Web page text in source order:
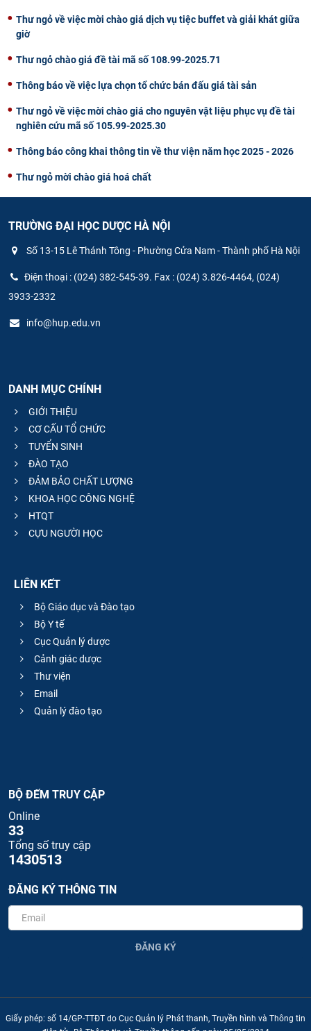
Thư ngỏ về việc mời chào giá dịch vụ tiệc buffet và giải khát giữa
giờ
Thư ngỏ chào giá đề tài mã số 108.99-2025.71
Thông báo về việc lựa chọn tổ chức bán đấu giá tài sản
Thư ngỏ về việc mời chào giá cho nguyên vật liệu phục vụ đề tài
nghiên cứu mã số 105.99-2025.30
Thông báo công khai thông tin về thư viện năm học 2025 - 2026
Thư ngỏ mời chào giá hoá chất
TRƯỜNG ĐẠI HỌC DƯỢC HÀ NỘI
Số 13-15 Lê Thánh Tông - Phường Cửa Nam - Thành phố Hà Nội
Điện thoại : (024) 382-545-39. Fax : (024) 3.826-4464, (024)
3933-2332
info@hup.edu.vn
DANH MỤC CHÍNH
GIỚI THIỆU
CƠ CẤU TỔ CHỨC
TUYỂN SINH
ĐÀO TẠO
ĐẢM BẢO CHẤT LƯỢNG
KHOA HỌC CÔNG NGHỆ
HTQT
CỰU NGƯỜI HỌC
LIÊN KẾT
Bộ Giáo dục và Đào tạo
Bộ Y tế
Cục Quản lý dược
Cảnh giác dược
Thư viện
Email
Quản lý đào tạo
BỘ ĐẾM TRUY CẬP
Online
33
Tổng số truy cập
1430513
ĐĂNG KÝ THÔNG TIN
ĐĂNG KÝ
Giấy phép: số 14/GP-TTĐT do Cục Quản lý Phát thanh, Truyền hình và Thông tin